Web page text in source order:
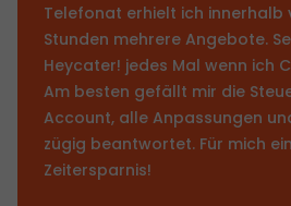
Telefonat erhielt ich innerhalb
Stunden mehrere Angebote.
Heycater! jedes Mal wenn ich
Am besten gefällt mir die
Account, alle Anpassungen
zügig beantwortet. Für mich
Zeitersparnis!